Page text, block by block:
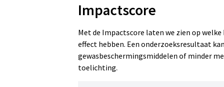
Digistaat van gewasresten (onder
bietenblad, in vergelijking tot
met plantenresten, gft- en
Meting emissies van lachgas (N₂O),
Meting bodemvruchtbaarheid door
stikstof(N)gehaltes en de hoeveelheid
Impactscore
Met de Impactscore laten we zien op
effect hebben. Een onderzoeksresultaat
gewasbeschermingsmiddelen of minder
toelichting.